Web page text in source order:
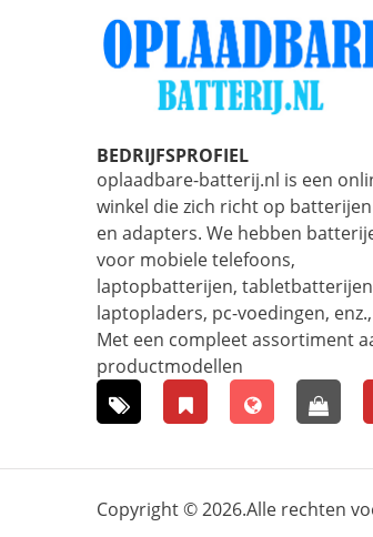
BEDRIJFSPROFIEL
oplaadbare-batterij.nl is een
winkel die zich richt op batterijen
en adapters. We hebben
voor mobiele telefoons,
laptopbatterijen,
laptopladers, pc-voedingen, enz.,
Met een compleet assortiment
productmodellen
Copyright © 2026.Alle rechten